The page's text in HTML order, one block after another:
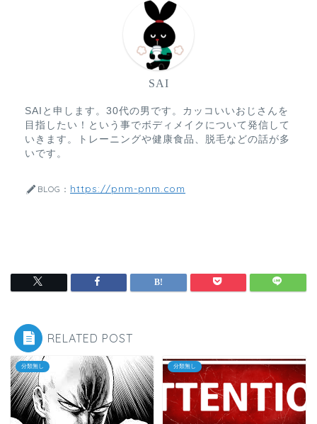
SAI
SAIと申します。30代の男です。カッコいいおじさんを
目指したい！という事でボディメイクについて発信して
いきます。トレーニングや健康食品、脱毛などの話が多
いです。
BLOG： https://pnm-pnm.com
RELATED POST
分類無し 分類無し